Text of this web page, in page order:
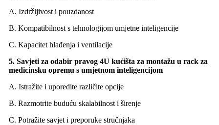
A. Izdržljivost i pouzdanost
B. Kompatibilnost s tehnologijom umjetne inteligencije
C. Kapacitet hlađenja i ventilacije
5. Savjeti za odabir pravog 4U kućišta za montažu u rack za
medicinsku opremu s umjetnom inteligencijom
A. Istražite i uporedite različite opcije
B. Razmotrite buduću skalabilnost i širenje
C. Potražite savjet i preporuke stručnjaka